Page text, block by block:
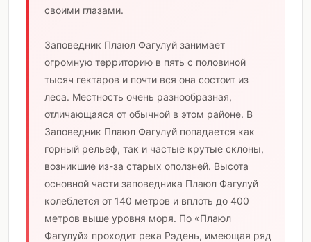
своими глазами.
Заповедник Плаюл Фагулуй занимает
огромную территорию в пять с половиной
тысяч гектаров и почти вся она состоит из
леса. Местность очень разнообразная,
отличающаяся от обычной в этом районе. В
Заповедник Плаюл Фагулуй попадается как
горный рельеф, так и частые крутые склоны,
возникшие из-за старых оползней. Высота
основной части заповедника Плаюл Фагулуй
колеблется от 140 метров и вплоть до 400
метров выше уровня моря. По «Плаюл
Фагулуй» проходит река Рэдень, имеющая ряд